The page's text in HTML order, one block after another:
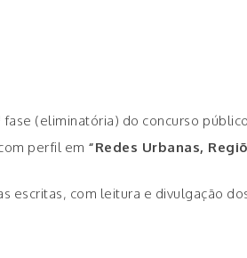
(eliminatória) do concurso
perfil em “Redes Urbanas,
escritas, com leitura e divulgação